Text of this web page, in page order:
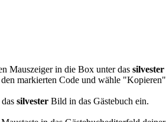
Mauszeiger in die Box unter das silvester
markierten Code und wähle "Kopieren"
silvester Bild in das Gästebuch ein.